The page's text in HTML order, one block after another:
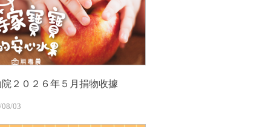
２０２６年５月捐物收據
08/03